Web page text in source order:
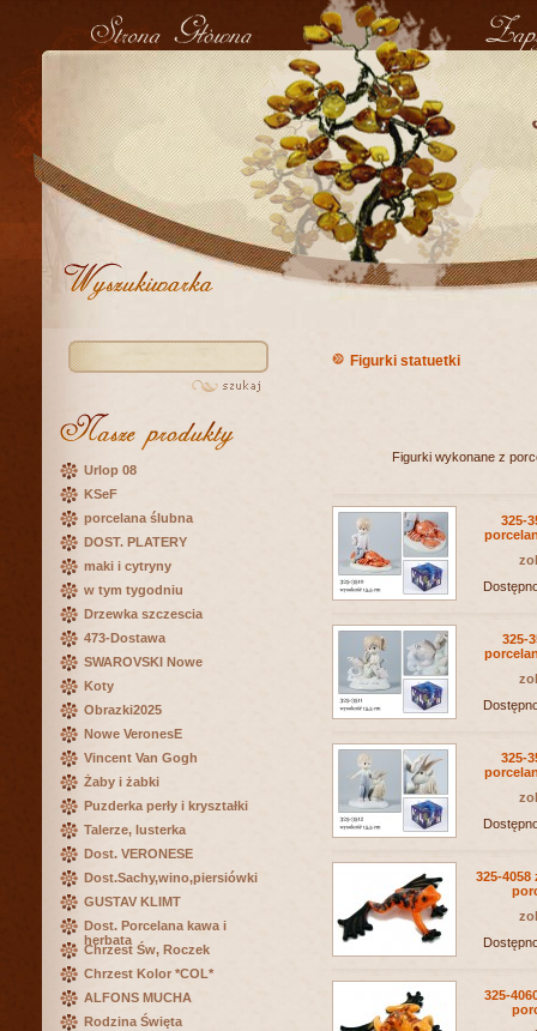
Urlop 08
KSeF
porcelana ślubna
DOST. PLATERY
maki i cytryny
w tym tygodniu
Drzewka szczescia
473-Dostawa
SWAROVSKI Nowe
Koty
Obrazki2025
Nowe VeronesE
Vincent Van Gogh
Żaby i żabki
Puzderka perły i kryształki
Talerze, lusterka
Dost. VERONESE
Dost.Sachy,wino,piersiówki
GUSTAV KLIMT
Dost. Porcelana kawa i
herbata
Chrzest Św, Roczek
Chrzest Kolor *COL*
ALFONS MUCHA
Rodzina Święta
Figurki statuetki
Figurki wykonane z
325-
325-
325-
325-4058
325-